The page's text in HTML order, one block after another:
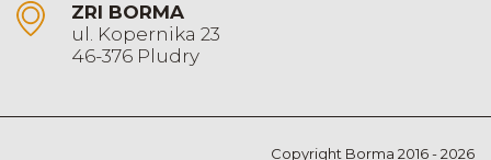
ZRI BORMA
ul. Kopernika 23
46-376 Pludry
Copyright Borma 2016 - 2026